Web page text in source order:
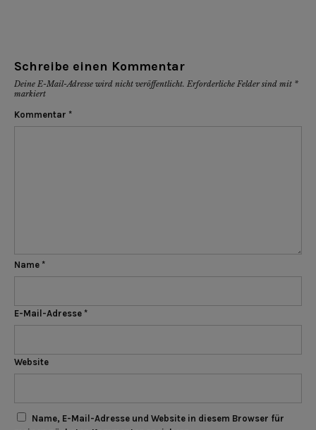
Schreibe einen Kommentar
Deine E-Mail-Adresse wird nicht veröffentlicht. Erforderliche Felder sind mit *
markiert
Kommentar *
Name *
E-Mail-Adresse *
Website
Name, E-Mail-Adresse und Website in diesem Browser für